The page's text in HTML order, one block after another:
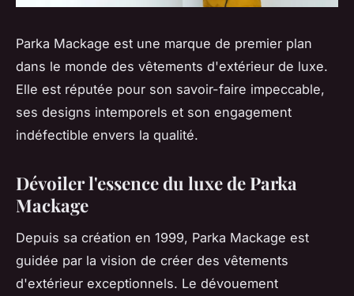
Parka Mackage est une marque de premier plan
dans le monde des vêtements d'extérieur de luxe.
Elle est réputée pour son savoir-faire impeccable,
ses designs intemporels et son engagement
indéfectible envers la qualité.
Dévoiler l'essence du luxe de Parka
Mackage
Depuis sa création en 1999, Parka Mackage est
guidée par la vision de créer des vêtements
d'extérieur exceptionnels. Le dévouement